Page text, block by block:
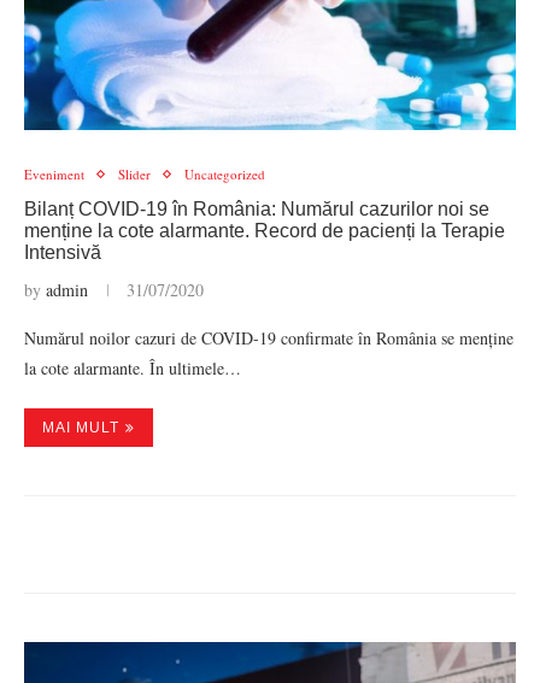
Eveniment Slider Uncategorized
Bilanț COVID-19 în România: Numărul cazurilor noi se
menține la cote alarmante. Record de pacienți la Terapie
Intensivă
by admin 31/07/2020
Numărul noilor cazuri de COVID-19 confirmate în România se menține
la cote alarmante. În ultimele…
MAI MULT